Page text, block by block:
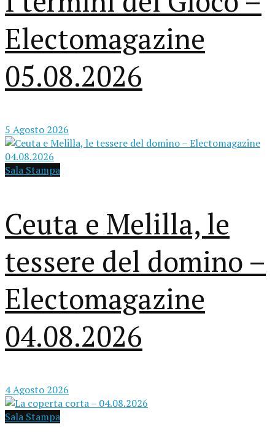
Electomagazine
05.08.2026
5 Agosto 2026
Sala Stampa
Ceuta e Melilla, le
tessere del domino –
Electomagazine
04.08.2026
4 Agosto 2026
Sala Stampa